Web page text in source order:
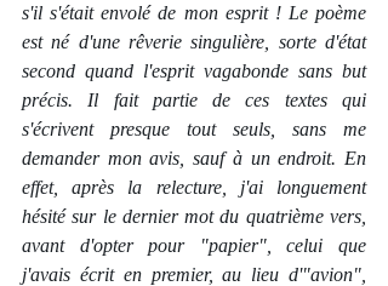
s'il s'était envolé de mon esprit ! Le poème
est né d'une rêverie singulière, sorte d'état
second quand l'esprit vagabonde sans but
précis. Il fait partie de ces textes qui
s'écrivent presque tout seuls, sans me
demander mon avis, sauf à un endroit. En
effet, après la relecture, j'ai longuement
hésité sur le dernier mot du quatrième vers,
avant d'opter pour "papier", celui que
j'avais écrit en premier, au lieu d'"avion",